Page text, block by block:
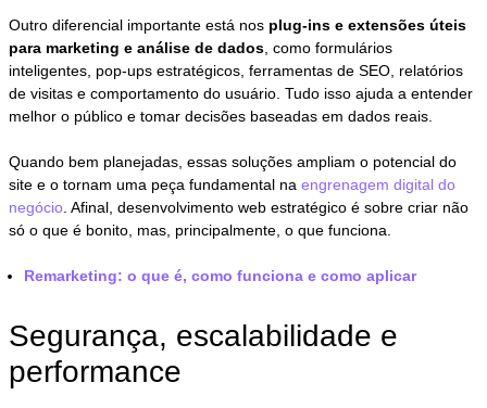
Outro diferencial importante está nos plug-ins e extensões úteis
para marketing e análise de dados , como formulários
inteligentes, pop-ups estratégicos, ferramentas de SEO, relatórios
de visitas e comportamento do usuário. Tudo isso ajuda a entender
melhor o público e tomar decisões baseadas em dados reais.
Quando bem planejadas, essas soluções ampliam o potencial do
site e o tornam uma peça fundamental naengrenagem digital do
negócio . Afinal, desenvolvimento web estratégico é sobre criar não
só o que é bonito, mas, principalmente, o que funciona.
Remarketing: o que é, como funciona e como aplicar
Segurança, escalabilidade e
performance